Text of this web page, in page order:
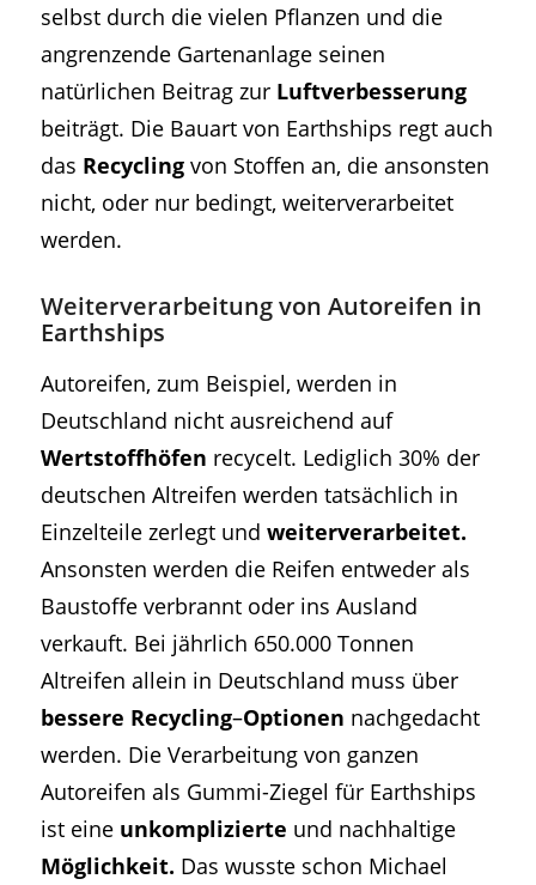
selbst durch die vielen Pflanzen und die
angrenzende Gartenanlage seinen
natürlichen Beitrag zur Luftverbesserung
beiträgt. Die Bauart von Earthships regt auch
das Recyclingvon Stoffen an, die ansonsten
nicht, oder nur bedingt, weiterverarbeitet
werden.
Weiterverarbeitung von Autoreifen in
Earthships
Autoreifen, zum Beispiel, werden in
Deutschland nicht ausreichend auf
Wertstoffhöfen recycelt. Lediglich 30% der
deutschen Altreifen werden tatsächlich in
Einzelteile zerlegt und weiterverarbeitet.
Ansonsten werden die Reifen entweder als
Baustoffe verbrannt oder ins Ausland
verkauft. Bei jährlich 650.000 Tonnen
Altreifen allein in Deutschland muss über
bessere Recycling–Optionen nachgedacht
werden. Die Verarbeitung von ganzen
Autoreifen als Gummi-Ziegel für Earthships
ist eine unkomplizierte und nachhaltige
Möglichkeit. Das wusste schon Michael